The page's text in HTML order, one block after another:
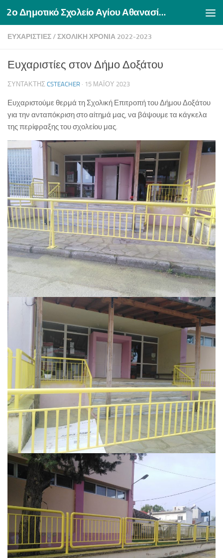
Skip to content 2ο Δημοτικό Σχολείο Αγίου Αθανασίου Δράμας
ΕΥΧΑΡΙΣΤΊΕΣ/ΣΧΟΛΙΚΉ ΧΡΟΝΙΆ 2022-2023
Ευχαριστίες στον Δήμο Δοξάτου
ΣΥΝΤΆΚΤΗΣ CSTEACHER · 15 ΜΑΪ́ΟΥ 2023
Ευχαριστούμε θερμά τη Σχολική Επιτροπή του Δήμου Δοξάτου
για την ανταπόκριση στο αίτημά μας, να βάψουμε τα κάγκελα
της περίφραξης του σχολείου μας.